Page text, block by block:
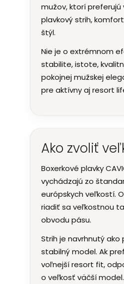
mužov, ktorí preferujú
plavkový strih,
štýl.
Nie je o extrémnom
stabilite, istote,
pokojnej mužskej
pre aktívny aj resort
Ako zvoliť
Boxerkové plavky
vychádzajú zo
európskych veľkostí.
riadiť sa veľkostnou
obvodu pásu.
Strih je navrhnutý ako
stabilný model. Ak
voľnejší resort fit,
o veľkosť väčší model.